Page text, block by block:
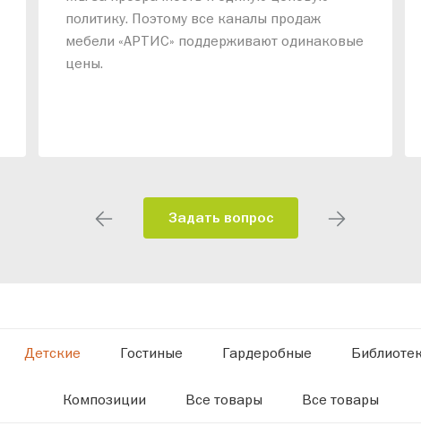
политику. Поэтому все каналы продаж
мебели «АРТИС» поддерживают одинаковые
цены.
Задать вопрос
Детские Гостиные Гардеробные
Композиции Все товары Все товары